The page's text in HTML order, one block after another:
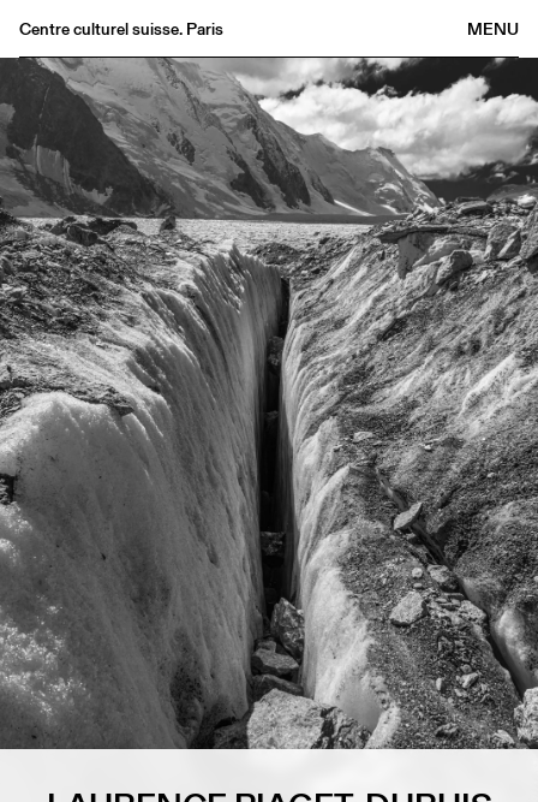
MENU
Centre culturel suisse. Paris
Agenda
Bookshop
Buvette
Archives
Medias
Publications
About
FR/EN